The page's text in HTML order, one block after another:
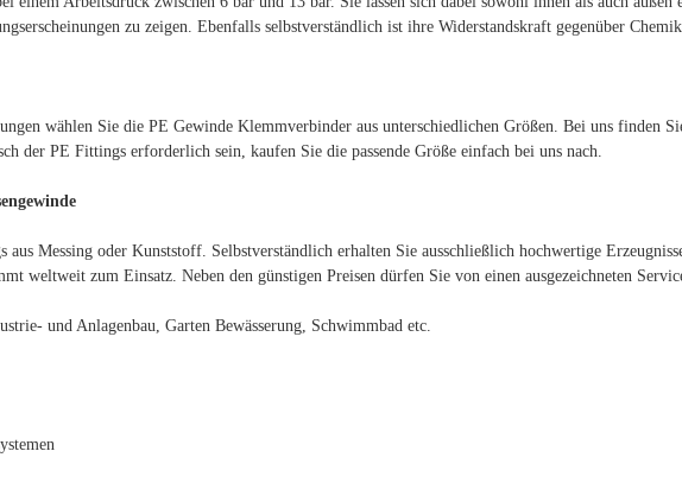
zu zeigen. Ebenfalls selbstverständlich ist ihre Widerstandskraft gegenüber
wählen Sie die PE Gewinde Klemmverbinder aus unterschiedlichen Größen. Bei uns finden
PE Fittings erforderlich sein, kaufen Sie die passende Größe einfach bei uns nach.
Messing oder Kunststoff. Selbstverständlich erhalten Sie ausschließlich hochwertige
weltweit zum Einsatz. Neben den günstigen Preisen dürfen Sie von einen ausgezeichneten
und Anlagenbau, Garten Bewässerung, Schwimmbad etc.